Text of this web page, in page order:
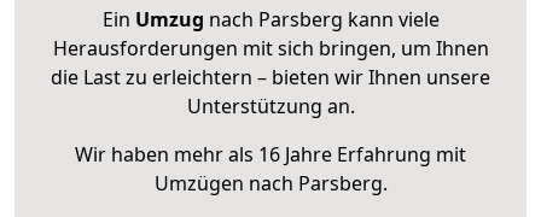
Ein Umzug nach Parsberg kann viele
Herausforderungen mit sich bringen, um Ihnen
die Last zu erleichtern – bieten wir Ihnen unsere
Unterstützung an.
Wir haben mehr als 16 Jahre Erfahrung mit
Umzügen nach Parsberg.